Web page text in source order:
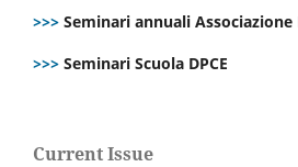
>>> Seminari annuali Associazione
>>> Seminari Scuola DPCE
Current Issue